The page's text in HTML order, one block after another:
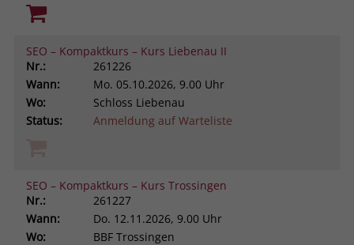
SEO – Kompaktkurs – Kurs Liebenau II
Nr.:
261226
Wann:
Mo. 05.10.2026, 9.00 Uhr
Wo:
Schloss Liebenau
Status:
Anmeldung auf Warteliste
SEO – Kompaktkurs – Kurs Trossingen
Nr.:
261227
Wann:
Do. 12.11.2026, 9.00 Uhr
Wo:
BBF Trossingen